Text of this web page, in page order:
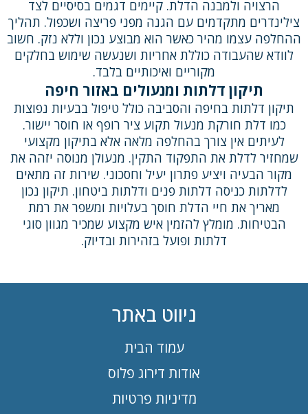
הרצויה ולמבנה הדלת. קיימים דגמים בסיסיים לצד
צילינדרים מתקדמים עם הגנה מפני פריצה ושכפול. תהליך
ההחלפה עצמו מהיר כאשר הוא מבוצע נכון וללא נזק. חשוב
לוודא שהעבודה כוללת אחריות ושנעשה שימוש בחלקים
מקוריים ואיכותיים בלבד.
תיקון דלתות ומנעולים באזור חיפה
תיקון דלתות בחיפה והסביבה כולל טיפול בבעיות נפוצות
כמו דלת חורקת מנעול תקוע ציר רופף או חוסר יישור.
לעיתים אין צורך בהחלפה מלאה אלא בתיקון מקצועי
שמחזיר לדלת את התפקוד התקין. מנעולן מנוסה יזהה את
מקור הבעיה ויציע פתרון יעיל וחסכוני. שירות זה מתאים
לדלתות כניסה דלתות פנים ודלתות ביטחון. תיקון נכון
מאריך את חיי הדלת חוסך בעלויות ומשפר את רמת
הבטיחות. מומלץ להזמין איש מקצוע שמכיר מגוון סוגי
דלתות ופועל בזהירות ובדיוק.
ניווט באתר
עמוד הבית
אודות דירוג פלוס
מדיניות פרטיות